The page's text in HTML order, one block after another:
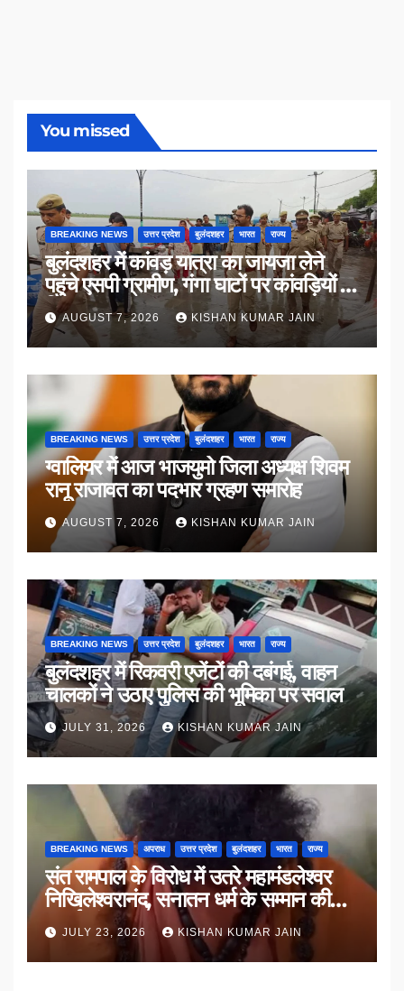
You missed
BREAKING NEWS उत्तर प्रदेश बुलंदशहर भारत राज्य
बुलंदशहर में कांवड़ यात्रा का जायजा लेने
पहुंचे एसपी ग्रामीण, गंगा घाटों पर कांवड़ियों से
किया संवाद
AUGUST 7, 2026 KISHAN KUMAR JAIN
BREAKING NEWS उत्तर प्रदेश बुलंदशहर भारत राज्य
ग्वालियर में आज भाजयुमो जिला अध्यक्ष शिवम
रानू राजावत का पदभार ग्रहण समारोह
AUGUST 7, 2026 KISHAN KUMAR JAIN
BREAKING NEWS उत्तर प्रदेश बुलंदशहर भारत राज्य
बुलंदशहर में रिकवरी एजेंटों की दबंगई, वाहन
चालकों ने उठाए पुलिस की भूमिका पर सवाल
JULY 31, 2026 KISHAN KUMAR JAIN
BREAKING NEWS अपराध उत्तर प्रदेश बुलंदशहर भारत राज्य
संत रामपाल के विरोध में उतरे महामंडलेश्वर
निखिलेश्वरानंद, सनातन धर्म के सम्मान की
उठाई मांग
JULY 23, 2026 KISHAN KUMAR JAIN